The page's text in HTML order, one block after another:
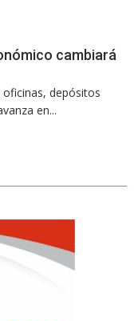
cambiará
depósitos
en...